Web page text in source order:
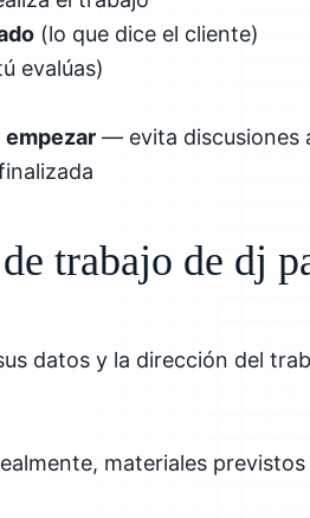
(lo que dice el cliente)
evalúas)
— evita discusiones
trabajo de dj
datos y la dirección del
materiales